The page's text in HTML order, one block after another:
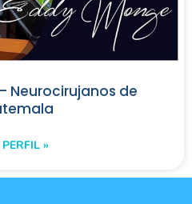
Neurocirujanos de
»